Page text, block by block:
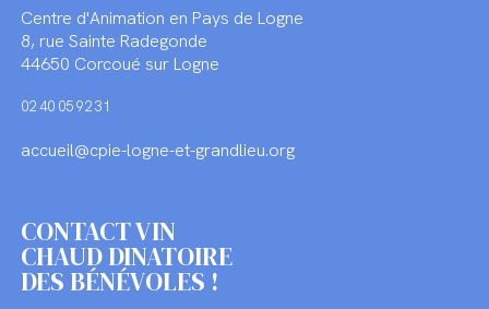
Centre d'Animation en Pays de Logne
8, rue Sainte Radegonde
44650 Corcoué sur Logne
02 40 05 92 31
accueil@cpie-logne-et-grandlieu.org
CONTACT VIN
CHAUD DINATOIRE
DES BÉNÉVOLES !